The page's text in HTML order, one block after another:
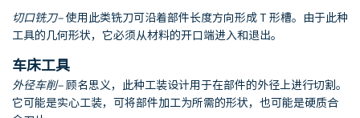
切口铣刀–使用此类铣刀可沿着部件长度方向形成 T 形槽。由于此种
工具的几何形状，它必须从材料的开口端进入和退出。
车床工具
外径车削–顾名思义，此种工装设计用于在部件的外径上进行切割。
它可能是实心工装，可将部件加工为所需的形状，也可能是硬质合